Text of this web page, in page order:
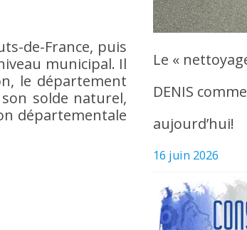
de-France, puis
municipal. Il
le département
solde naturel,
départementale
Le «
DENIS
aujourd’hui!
16 juin 2026